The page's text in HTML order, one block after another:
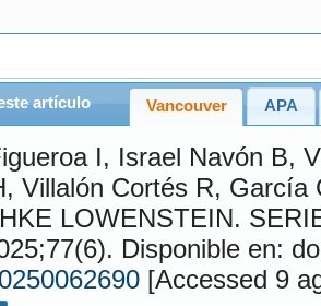
artículo Vancouver APA
I, Israel Navón B,
Villalón CortésR, García
LOWENSTEIN.
. 2025;77(6). Disponible en: